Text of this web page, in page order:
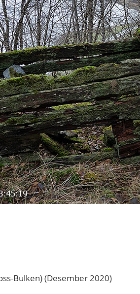
Bulken) (Desember 2020)